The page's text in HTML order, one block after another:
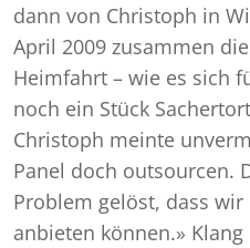
dann von Christoph in
April 2009 zusammen
Heimfahrt – wie es sich
noch ein Stück
Christoph meinte
Panel doch outsourcen.
Problem gelöst, dass
anbieten können.»